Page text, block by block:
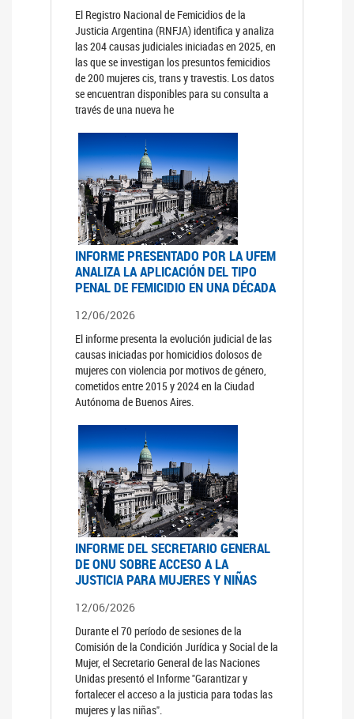
El Registro Nacional de Femicidios de la
Justicia Argentina (RNFJA) identifica y analiza
las 204 causas judiciales iniciadas en 2025, en
las que se investigan los presuntos femicidios
de 200 mujeres cis, trans y travestis. Los datos
se encuentran disponibles para su consulta a
través de una nueva he
INFORME PRESENTADO POR LA UFEM
ANALIZA LA APLICACIÓN DEL TIPO
PENAL DE FEMICIDIO EN UNA DÉCADA
12/06/2026
El informe presenta la evolución judicial de las
causas iniciadas por homicidios dolosos de
mujeres con violencia por motivos de género,
cometidos entre 2015 y 2024 en la Ciudad
Autónoma de Buenos Aires.
INFORME DEL SECRETARIO GENERAL
DE ONU SOBRE ACCESO A LA
JUSTICIA PARA MUJERES Y NIÑAS
12/06/2026
Durante el 70 período de sesiones de la
Comisión de la Condición Jurídica y Social de la
Mujer, el Secretario General de las Naciones
Unidas presentó el Informe "Garantizar y
fortalecer el acceso a la justicia para todas las
mujeres y las niñas".